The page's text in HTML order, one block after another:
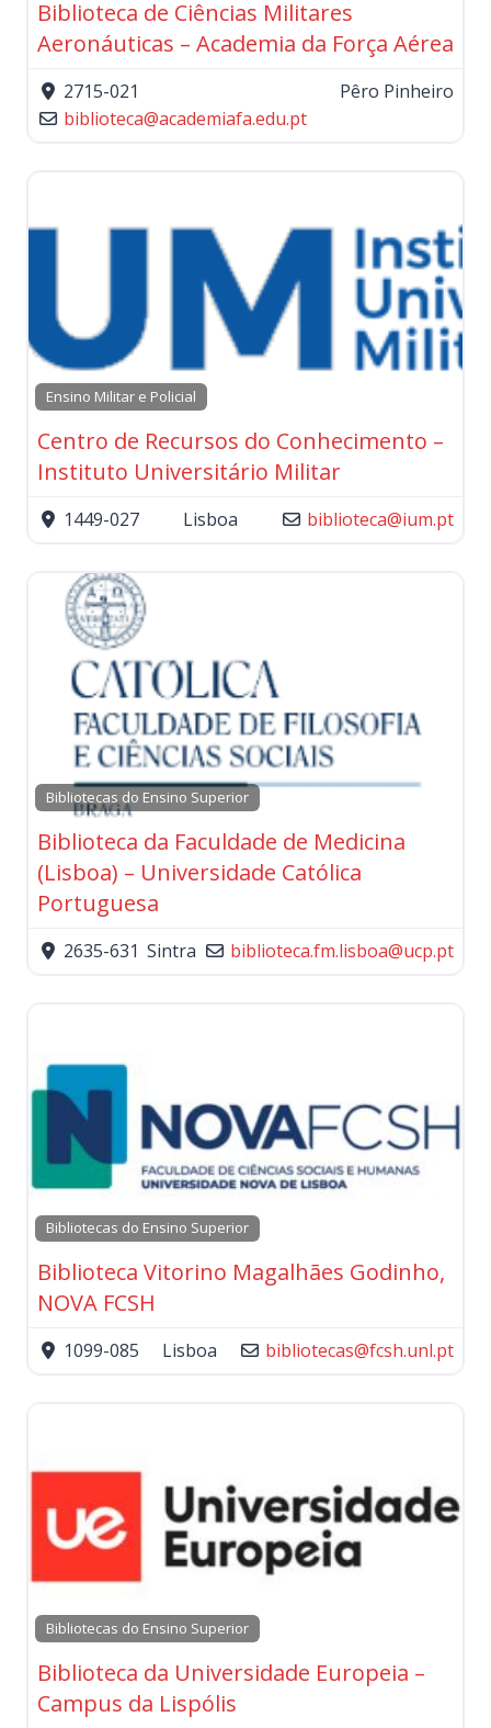
Biblioteca de Ciências Militares
Aeronáuticas – Academia da Força Aérea
2715-021
Pêro Pinheiro
biblioteca@academiafa.edu.pt
Ensino Militar e Policial
Centro de Recursos do Conhecimento –
Instituto Universitário Militar
1449-027 Lisboa biblioteca@ium.pt
Bibliotecas do Ensino Superior
Biblioteca da Faculdade de Medicina
(Lisboa) – Universidade Católica
Portuguesa
2635-631 Sintra biblioteca.fm.lisboa@ucp.pt
Bibliotecas do Ensino Superior
Biblioteca Vitorino Magalhães Godinho,
NOVA FCSH
1099-085 Lisboa bibliotecas@fcsh.unl.pt
Bibliotecas do Ensino Superior
Biblioteca da Universidade Europeia –
Campus da Lispólis